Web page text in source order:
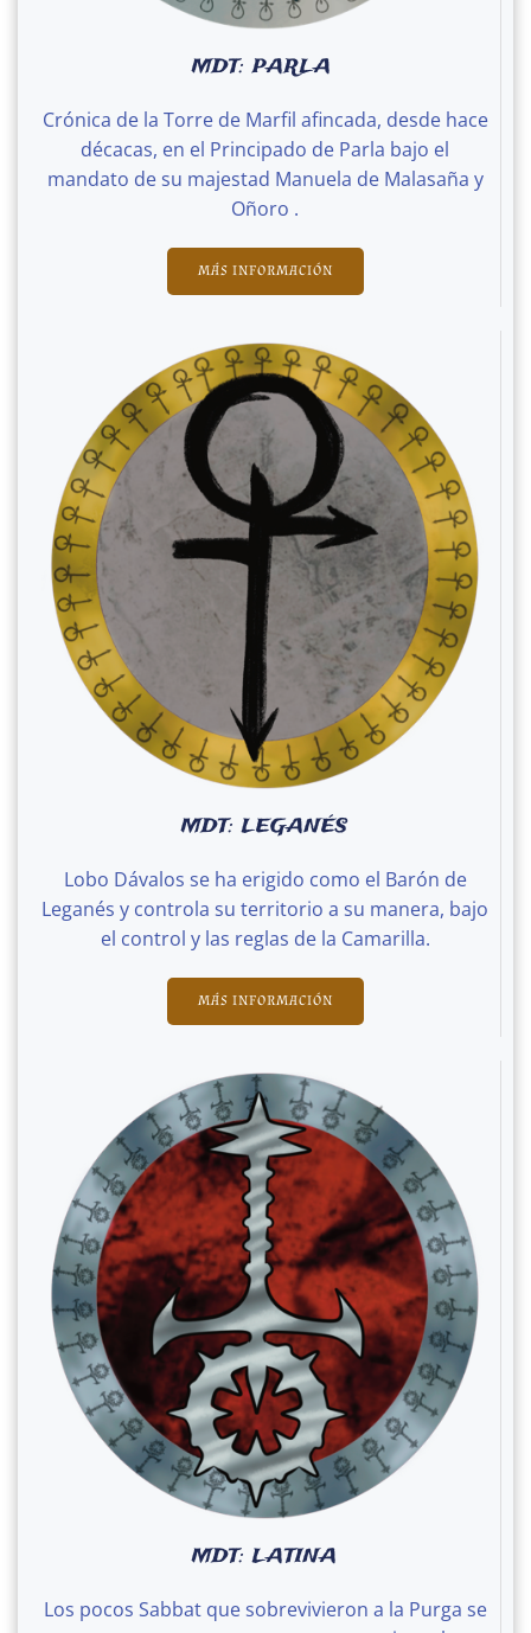
MDT: PARLA
Crónica de la Torre de Marfil afincada, desde hace
décacas, en el Principado de Parla bajo el
mandato de su majestad Manuela de Malasaña y
Oñoro .
MÁS INFORMACIÓN
MDT: LEGANÉS
Lobo Dávalos se ha erigido como el Barón de
Leganés y controla su territorio a su manera, bajo
el control y las reglas de la Camarilla.
MÁS INFORMACIÓN
MDT: LATINA
Los pocos Sabbat que sobrevivieron a la Purga se